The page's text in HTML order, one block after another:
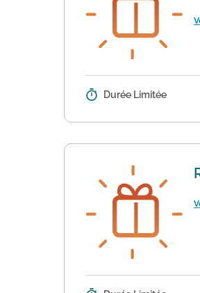
Détails : Le
Durée Limitée